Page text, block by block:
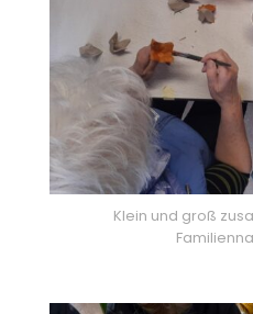
Klein und groß